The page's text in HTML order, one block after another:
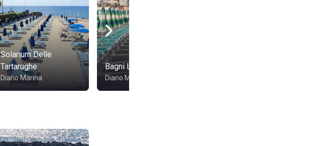
Solarium Delle
Tartarughe
Diano Marina
Bagni Lido Scogliera
Diano Marina